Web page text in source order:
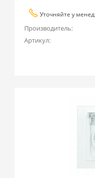
Уточняйте у
Производитель:
Артикул: